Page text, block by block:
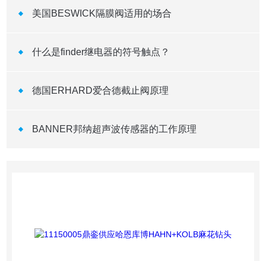
美国BESWICK隔膜阀适用的场合
什么是finder继电器的符号触点？
德国ERHARD爱合德截止阀原理
BANNER邦纳超声波传感器的工作原理